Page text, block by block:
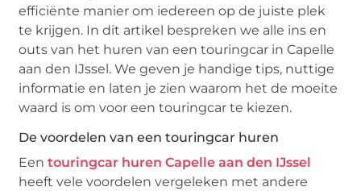
efficiënte manier om iedereen op de juiste plek
te krijgen. In dit artikel bespreken we alle ins en
outs van het huren van een touringcar in Capelle
aan den IJssel. We geven je handige tips, nuttige
informatie en laten je zien waarom het de moeite
waard is om voor een touringcar te kiezen.
De voordelen van een touringcar huren
Eentouringcar huren Capelle aan den IJssel
heeft vele voordelen vergeleken met andere